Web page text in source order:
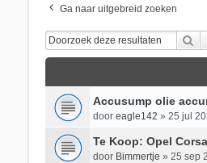
Ga naar uitgebreid zoeken
Accusump olie
door eagle142 » 25 jul
Te Koop: Opel
door Bimmertje » 25 sep